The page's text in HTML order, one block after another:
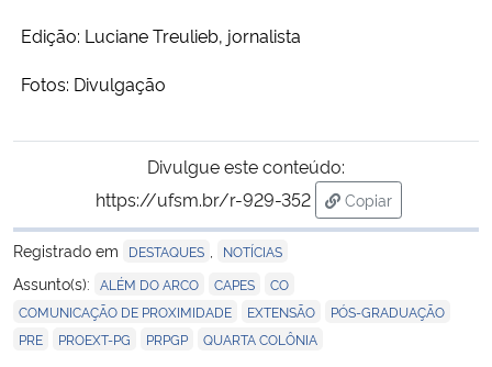
Edição: Luciane Treulieb, jornalista
Fotos: Divulgação
Divulgue este conteúdo:
https://ufsm.br/r-929-352
Copiar
para área de
Registrado em
DESTAQUES NOTÍCIAS
Assunto(s): ALÉM DO ARCO CAPES CO
COMUNICAÇÃO DE PROXIMIDADE EXTENSÃO PÓS-GRADUAÇÃO
PRE PROEXT-PG PRPGP QUARTA COLÔNIA